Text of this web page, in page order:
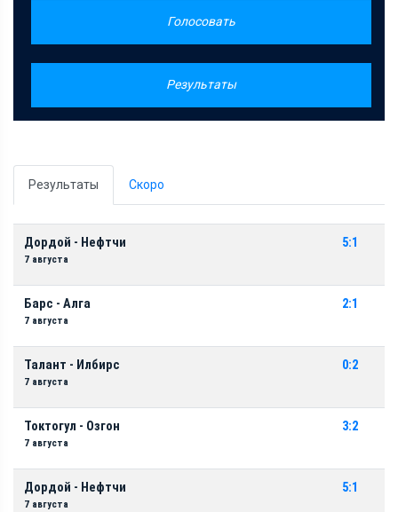
Голосовать
Результаты
Результаты Скоро
Дордой - Нефтчи
7 августа
5:1
Барс - Алга
7 августа
2:1
Талант - Илбирс
7 августа
0:2
Токтогул - Озгон
7 августа
3:2
Дордой - Нефтчи
7 августа
5:1